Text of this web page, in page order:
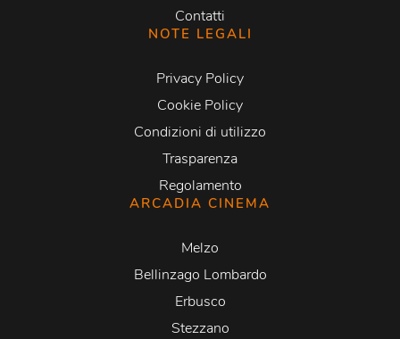
Contatti
NOTE LEGALI
Privacy Policy
Cookie Policy
Condizioni di utilizzo
Trasparenza
Regolamento
ARCADIA CINEMA
Melzo
Bellinzago Lombardo
Erbusco
Stezzano